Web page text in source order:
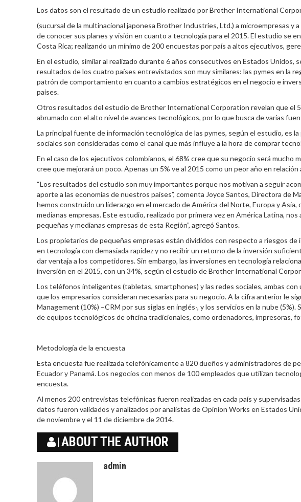
Los datos son el resultado de un estudio realizado por Brother International
(sucursal de la multinacional japonesa Brother Industries, Ltd.) a microempresas y
de conocer sus planes y visión en cuanto a tecnología para el 2015. El estudio se
Costa Rica; realizando un mínimo de 200 encuestas por país a altos ejecutivos,
En el estudio, similar al realizado durante 6 años consecutivos en Estados Unidos,
resultados de los cuatro países entrevistados son muy similares: las pymes en la
patrón de comportamiento en cuanto a cambios estratégicos en el negocio e
países.
Otros resultados del estudio de Brother International Corporation revelan que el
abrumado con el alto nivel de avances tecnológicos, por lo que busca de varias
La principal fuente de información tecnológica de las pymes, según el estudio, es
sociales son consideradas como el canal que más influye a la hora de comprar
En el caso de los ejecutivos colombianos, el 68% cree que su negocio será mucho
cree que mejorará un poco. Apenas un 5% ve al 2015 como un peor año en relación
“Los resultados del estudio son muy importantes porque nos motivan a seguir
aporte a las economías de nuestros países”, comenta Joyce Santos, Directora de
hemos construido un liderazgo en el mercado de América del Norte, Europa y
medianas empresas. Este estudio, realizado por primera vez en América Latina,
pequeñas y medianas empresas de esta Región”, agregó Santos.
Los propietarios de pequeñas empresas están divididos con respecto a riesgos
en tecnología con demasiada rapidez y no recibir un retorno de la inversión
dar ventaja a los competidores. Sin embargo, las inversiones en tecnología
inversión en el 2015, con un 34%, según el estudio de Brother International
Los teléfonos inteligentes (tabletas, smartphones) y las redes sociales, ambas
que los empresarios consideran necesarias para su negocio. A la cifra anterior le
Management (10%) –CRM por sus siglas en inglés-, y los servicios en la nube
de equipos tecnológicos de oficina tradicionales, como ordenadores, impresoras,
Metodología de la encuesta
Esta encuesta fue realizada telefónicamente a 820 dueños y administradores de
Ecuador y Panamá. Los negocios con menos de 100 empleados que utilizan
encuesta.
Al menos 200 entrevistas telefónicas fueron realizadas en cada país y
datos fueron validados y analizados por analistas de Opinion Works en Estados
de noviembre y el 11 de diciembre de 2014.
ABOUT THE AUTHOR
admin